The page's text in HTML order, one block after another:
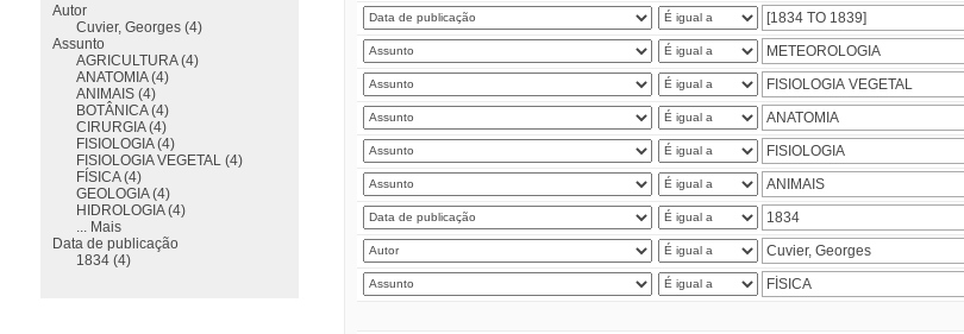
Autor
Cuvier, Georges (4)
Assunto
AGRICULTURA (4)
ANATOMIA (4)
ANIMAIS (4)
BOTÂNICA (4)
CIRURGIA (4)
FISIOLOGIA (4)
FISIOLOGIA VEGETAL (4)
FÍSICA (4)
GEOLOGIA (4)
HIDROLOGIA (4)
... Mais
Data de publicação
1834 (4)